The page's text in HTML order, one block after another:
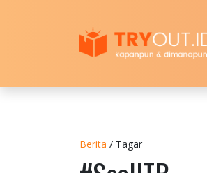
Berita / Tagar